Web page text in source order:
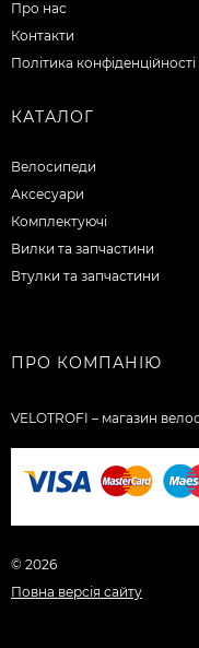
Про нас
Контакти
Політика конфіденційності
КАТАЛОГ
Велосипеди
Аксесуари
Комплектуючі
Вилки та запчастини
Втулки та запчастини
ПРО КОМПАНІЮ
VELOTROFI – магазин
© 2026
Повна версія сайту